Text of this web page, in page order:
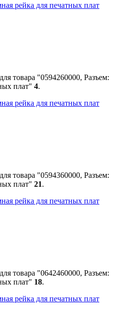
рейка для печатных плат
товара "0594260000, Разъем:
плат" 4.
рейка для печатных плат
товара "0594360000, Разъем:
плат" 21.
рейка для печатных плат
товара "0642460000, Разъем:
плат" 18.
рейка для печатных плат